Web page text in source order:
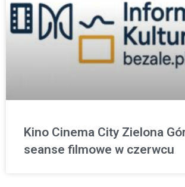
Kino Cinema City Zielona
seanse filmowe w czerwcu